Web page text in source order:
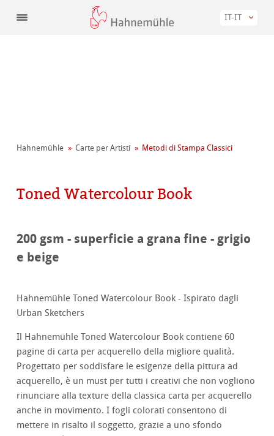
IT-IT
Hahnemühle Carte per Artisti Metodi di Stampa Classici
Toned Watercolour Book
200 gsm - superficie a grana fine - grigio
e beige
Hahnemühle Toned Watercolour Book - Ispirato dagli
Urban Sketchers
Il Hahnemühle Toned Watercolour Book contiene 60
pagine di carta per acquerello della migliore qualità.
Progettato per soddisfare le esigenze della pittura ad
acquerello, è un must per tutti i creativi che non vogliono
rinunciare alla texture della classica carta per acquerello
anche in movimento. I fogli colorati consentono di
mettere in risalto il soggetto, grazie a uno sfondo